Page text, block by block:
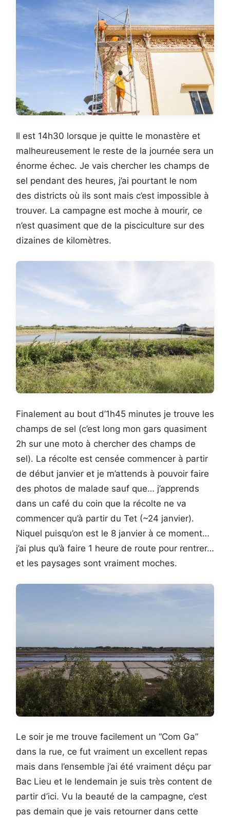
Il est 14h30 lorsque je quitte le monastère et
malheureusement le reste de la journée sera un
énorme échec. Je vais chercher les champs de
sel pendant des heures, j’ai pourtant le nom
des districts où ils sont mais c’est impossible à
trouver. La campagne est moche à mourir, ce
n’est quasiment que de la pisciculture sur des
dizaines de kilomètres.
Finalement au bout d’1h45 minutes je trouve les
champs de sel (c’est long mon gars quasiment
2h sur une moto à chercher des champs de
sel). La récolte est censée commencer à partir
de début janvier et je m’attends à pouvoir faire
des photos de malade sauf que… j’apprends
dans un café du coin que la récolte ne va
commencer qu’à partir du Tet (~24 janvier).
Niquel puisqu’on est le 8 janvier à ce moment…
j’ai plus qu’à faire 1 heure de route pour rentrer…
et les paysages sont vraiment moches.
Le soir je me trouve facilement un “Com Ga”
dans la rue, ce fut vraiment un excellent repas
mais dans l’ensemble j’ai été vraiment déçu par
Bac Lieu et le lendemain je suis très content de
partir d’ici. Vu la beauté de la campagne, c’est
pas demain que je vais retourner dans cette